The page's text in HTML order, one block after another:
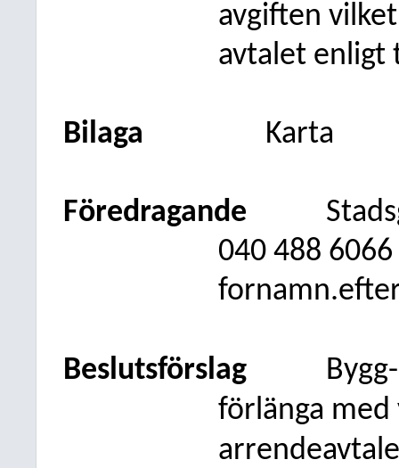
avgiften
avtalet enligt
Bilaga Karta
Föredragande
040 488 6066
Beslutsförslag
förlänga